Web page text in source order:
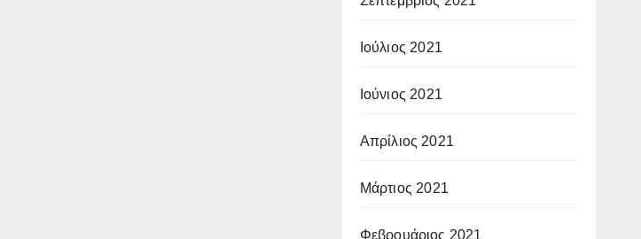
Ιούλιος 2021
Ιούνιος 2021
Απρίλιος 2021
Μάρτιος 2021
Φεβρουάριος 2021